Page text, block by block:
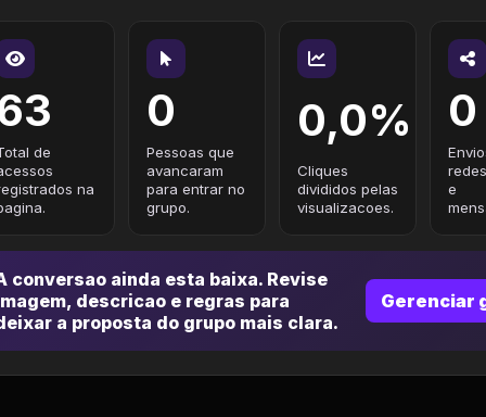
de
na
0
Pessoas que
avancaram
para entrar no
grupo.
0,0%
Cliques
divididos pelas
visualizacoes.
0
e
conversao ainda esta baixa. Revise
descricao e regras para
a proposta do grupo mais clara.
Gerenciar